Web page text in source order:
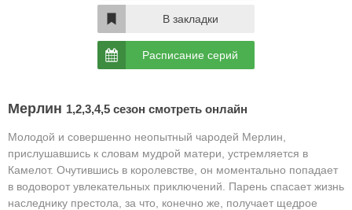
Мерлин 1,2,3,4,5 сезон смотреть онлайн
Молодой и совершенно неопытный чародей Мерлин,
прислушавшись к словам мудрой матери, устремляется в
Камелот. Очутившись в королевстве, он моментально попадает
в водоворот увлекательных приключений. Парень спасает жизнь
наследнику престола, за что, конечно же, получает щедрое
В закладки
Расписание серий